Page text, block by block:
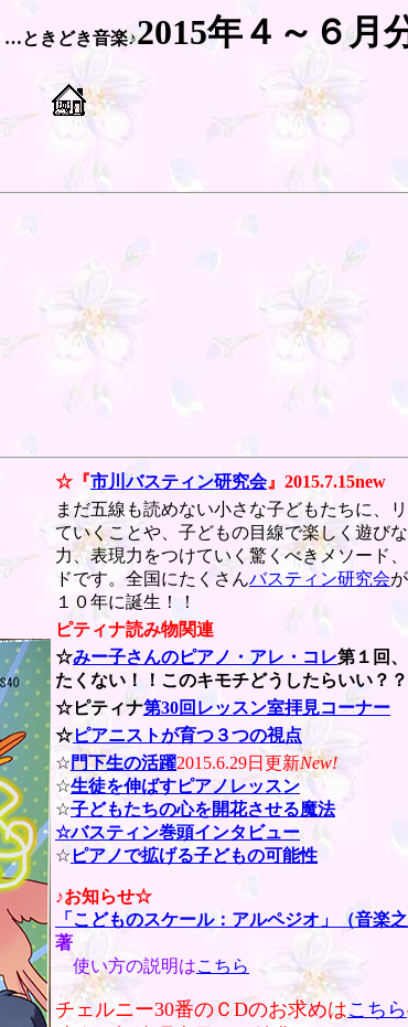
…ときどき音楽♪2015年４～６月
☆『市川バスティン研究会』 2015.7.15new
まだ五線も読めない小さな子どもたちに、
ていくことや、子どもの目線で楽しく遊び
力、表現力をつけていく驚くべきメソード
ドです。全国にたくさんバスティン研究会
１０年に誕生！！
ピティナ読み物関連
☆みー子さんのピアノ・アレ・コレ第１回
たくない！！このキモチどうしたらいい？？
☆ピティナ第30回レッスン室拝見コーナー
☆ピアニストが育つ３つの視点
☆ 門下生の活躍2015.6.29日更新New!
☆生徒を伸ばすピアノレッスン
☆子どもたちの心を開花させる魔法
☆バスティン巻頭インタビュー
☆ ピアノで拡げる子どもの可能性
♪お知らせ☆
「こどものスケール：アルペジオ」（音楽之
著
使い方の説明はこちら
チェルニー30番のＣDのお求めはこちら